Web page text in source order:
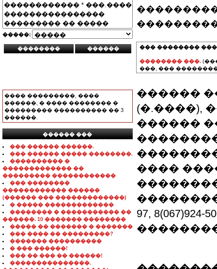
�����:
���� ���������, ����
������, � ���� �������� �
��������� ���������� �� 3
������.
������ ���
���������������
��� ������ ������.
��� ������ ����� ��������.
���������� �
������������� ��
��������� ������������
��� ��������
������������ ������
(������ ��� �������������)
� ����� �������������
�������� � ����������� ��
������. 10 ������� ��������
����� �� ������� � �������
��� ���� �� ���������?
������� ����������
� ��� ������!
��� �� ��� �� ������!
���������������.
��� ��������
�������� ���.
���, ���
������
(�.����),
������
����
97,